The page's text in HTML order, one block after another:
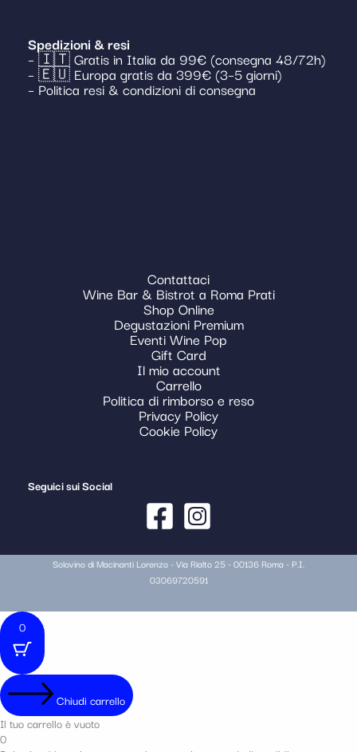
Spedizioni & resi
– 🇮🇹 Gratis in Italia da 99€ (consegna 48/72h)
– 🇪🇺 Europa gratis da 399€ (3–5 giorni)
– Politica resi & condizioni di consegna
Contattaci
Wine Bar & Bistrot a Roma Prati
Shop Online
Degustazioni Premium
Eventi Wine Pop
Gift Card
Il mio account
Carrello
Politica di rimborso e reso
Privacy Policy
Cookie Policy
Seguici sui Social
Solovino di Macinanti Lorenzo - Via Rialto 25 - 00136 Roma - P.I.
03069720591
0
Chiudi carrello
Il tuo carrello è vuoto
0